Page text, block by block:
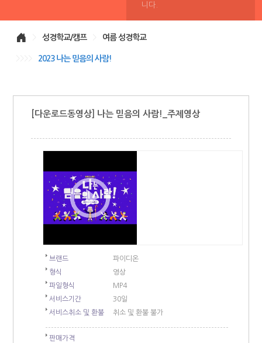
니다.
성경학교/캠프 여름 성경학교
2023 나는 믿음의 사람!
[다운로드동영상] 나는 믿음의 사람!_주제영상
브랜드
파이디온
형식
영상
파일형식
MP4
서비스기간
30일
서비스취소 및 환불
취소 및 환불 불가
판매가격